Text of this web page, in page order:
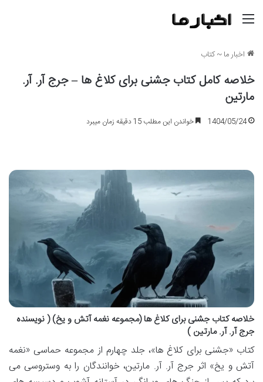
اخبار ما~کتاب
خلاصه کامل کتاب جشنی برای کلاغ ها – جرج آر. آر.
مارتین
1404/05/24 خواندن این مطلب 15 دقیقه زمان میبرد
خلاصه کتاب جشنی برای کلاغ ها (مجموعه نغمه آتش و یخ) ( نویسنده
جرج آر. آر. مارتین )
کتاب «جشنی برای کلاغ ها»، جلد چهارم از مجموعه حماسی «نغمه
آتش و یخ» اثر جرج آر. آر. مارتین، خوانندگان را به وستروسی می